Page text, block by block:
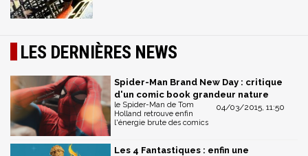
LES DERNIÈRES NEWS
Spider-Man Brand New Day : critique
d'un comic book grandeur nature
04/03/2015, 11:50
le Spider-Man de Tom
Holland retrouve enfin
l'énergie brute des comics
Les 4 Fantastiques : enfin une